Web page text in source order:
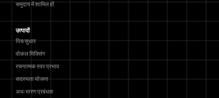
समुदाय में शामिल हों
उत्पादों
पिच सुधार
वोकल मिक्सिंग
रचनात्मक स्वर प्रभाव
सदस्यता योजना
अधःभारण प्रबंधक